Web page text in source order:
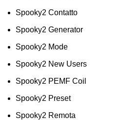
Spooky2 Contatto
Spooky2 Generator
Spooky2 Mode
Spooky2 New Users
Spooky2 PEMF Coil
Spooky2 Preset
Spooky2 Remota